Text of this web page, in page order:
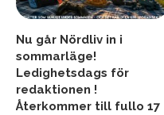
Nu går Nördliv in i
sommarläge!
Ledighetsdags för
redaktionen !
Återkommer till fullo 17